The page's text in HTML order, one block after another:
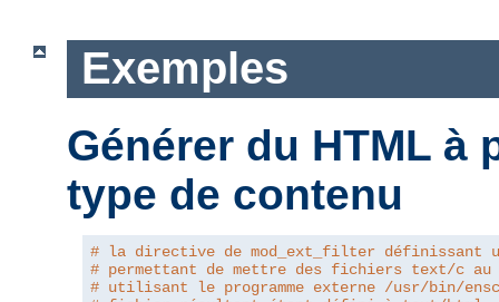
Exemples
Générer du HTML à
type de contenu
# la directive de mod_ext_filter définissant
# permettant de mettre des fichiers text/c au
# utilisant le programme externe /usr/bin/